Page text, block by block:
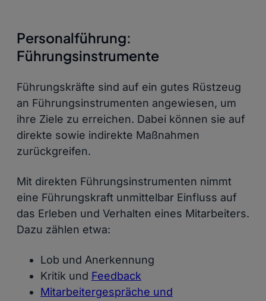
Personalführung:
Führungsinstrumente
Führungskräfte sind auf ein gutes Rüstzeug
an Führungsinstrumenten angewiesen, um
ihre Ziele zu erreichen. Dabei können sie auf
direkte sowie indirekte Maßnahmen
zurückgreifen.
Mit direkten Führungsinstrumenten nimmt
eine Führungskraft unmittelbar Einfluss auf
das Erleben und Verhalten eines Mitarbeiters.
Dazu zählen etwa:
Lob und Anerkennung
Kritik und Feedback
Mitarbeitergespräche und